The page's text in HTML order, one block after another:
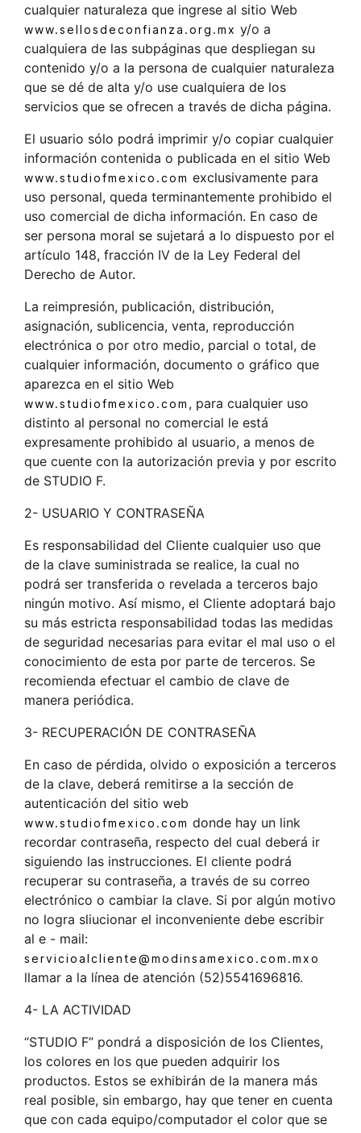
cualquier naturaleza que ingrese al sitio Web
www.sellosdeconfianza.org.mx y/o a
cualquiera de las subpáginas que despliegan su
contenido y/o a la persona de cualquier naturaleza
que se dé de alta y/o use cualquiera de los
servicios que se ofrecen a través de dicha página.
El usuario sólo podrá imprimir y/o copiar cualquier
información contenida o publicada en el sitio Web
www.studiofmexico.com exclusivamente para
uso personal, queda terminantemente prohibido el
uso comercial de dicha información. En caso de
ser persona moral se sujetará a lo dispuesto por el
artículo 148, fracción IV de la Ley Federal del
Derecho de Autor.
La reimpresión, publicación, distribución,
asignación, sublicencia, venta, reproducción
electrónica o por otro medio, parcial o total, de
cualquier información, documento o gráfico que
aparezca en el sitio Web
www.studiofmexico.com , para cualquier uso
distinto al personal no comercial le está
expresamente prohibido al usuario, a menos de
que cuente con la autorización previa y por escrito
de STUDIO F.
2- USUARIO Y CONTRASEÑA
Es responsabilidad del Cliente cualquier uso que
de la clave suministrada se realice, la cual no
podrá ser transferida o revelada a terceros bajo
ningún motivo. Así mismo, el Cliente adoptará bajo
su más estricta responsabilidad todas las medidas
de seguridad necesarias para evitar el mal uso o el
conocimiento de esta por parte de terceros. Se
recomienda efectuar el cambio de clave de
manera periódica.
3- RECUPERACIÓN DE CONTRASEÑA
En caso de pérdida, olvido o exposición a terceros
de la clave, deberá remitirse a la sección de
autenticación del sitio web
www.studiofmexico.com donde hay un link
recordar contraseña, respecto del cual deberá ir
siguiendo las instrucciones. El cliente podrá
recuperar su contraseña, a través de su correo
electrónico o cambiar la clave. Si por algún motivo
no logra sliucionar el inconveniente debe escribir
al e - mail:
servicioalcliente@modinsamexico.com.mxo
llamar a la línea de atención (52)5541696816.
4- LA ACTIVIDAD
“STUDIO F” pondrá a disposición de los Clientes,
los colores en los que pueden adquirir los
productos. Estos se exhibirán de la manera más
real posible, sin embargo, hay que tener en cuenta
que con cada equipo/computador el color que se